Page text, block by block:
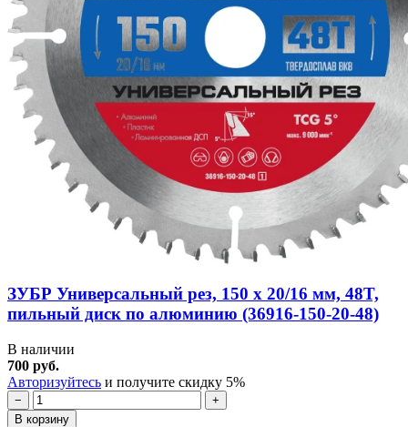
ЗУБР Универсальный рез, 150 x 20/16 мм, 48T,
пильный диск по алюминию (36916-150-20-48)
В наличии
700 руб.
Авторизуйтесь и получите скидку 5%
−
+
В корзину